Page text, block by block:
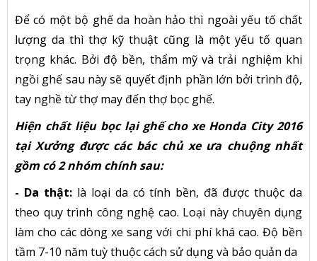
Để có một bộ ghế da hoàn hảo thì ngoài yếu tố chất
lượng da thì thợ kỹ thuật cũng là một yếu tố quan
trọng khác. Bởi độ bền, thẩm mỹ và trải nghiệm khi
ngồi ghế sau này sẽ quyết định phần lớn bởi trình độ,
tay nghề từ thợ may đến thợ bọc ghế.
Hiện chất liệu bọc lại ghế cho xe Honda City 2016
tại Xưởng được các bác chủ xe ưa chuộng nhất
gồm có 2 nhóm chính sau:
- Da thật:là loại da có tính bền, đã được thuộc da
theo quy trình công nghệ cao. Loại này chuyên dụng
làm cho các dòng xe sang với chi phí khá cao. Độ bền
tầm 7-10 năm tuỳ thuộc cách sử dụng và bảo quản da